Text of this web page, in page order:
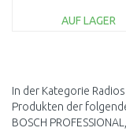
AUF LAGER
Vergleichen
In der Kategorie
Produkten der
BOSCH